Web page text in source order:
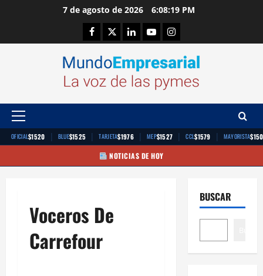
7 de agosto de 2026 6:08:19 PM
Facebook
TwitterLinkedinYoutubeInstagram
Menú
principal
OFICIAL$1520 | BLUE$1525 | TARJETA$1976 | MEP$1527 | CCL$1579 | MAYORISTA
NOTICIAS DE HOY
Voceros De
Carrefour
BUSCAR